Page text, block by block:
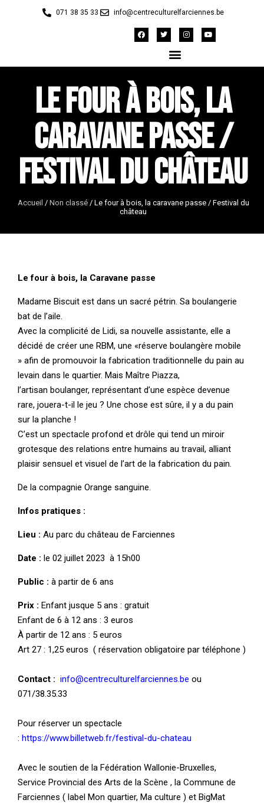
071 38 35 33 info@centreculturelfarciennes.be
Le four à bois, la
caravane passe /
Festival du château
Accueil / Non classé/ Le four à bois, la caravane passe / Festival du
château
Le four à bois, la Caravane passe
Madame Biscuit est dans un sacré pétrin. Sa boulangerie
bat de l’aile.
Avec la complicité de Lidi, sa nouvelle assistante, elle a
décidé de créer une RBM, une «réserve boulangère mobile
» afin de promouvoir la fabrication traditionnelle du pain au
levain dans le quartier. Mais Maître Piazza,
l’artisan boulanger, représentant d’une espèce devenue
rare, jouera-t-il le jeu ? Une chose est sûre, il y a du pain
sur la planche !
C’est un spectacle profond et drôle qui tend un miroir
grotesque des relations entre humains au travail, alliant
plaisir sensuel et visuel de l’art de la fabrication du pain.
De la compagnie Orange sanguine.
Infos pratiques :
Lieu : Au parc du château de Farciennes
Date : le 02 juillet 2023 à 15h00
Public : à partir de 6 ans
Prix : Enfant jusque 5 ans : gratuit
Enfant de 6 à 12 ans : 3 euros
À partir de 12 ans : 5 euros
Art 27 : 1,25 euros ( réservation obligatoire par téléphone )
Contact : info@centreculturelfarciennes.be ou
071/38.35.33
Pour réserver un spectacle
: https://www.billetweb.fr/festival-du-chateau
Avec le soutien de la Fédération Wallonie-Bruxelles,
Service Provincial des Arts de la Scène , la Commune de
Farciennes ( label Mon quartier, Ma culture ) et BigMat